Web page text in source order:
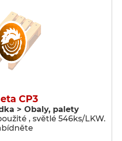
CP3
> Obaly, palety
, světlé 546ks/LKW.